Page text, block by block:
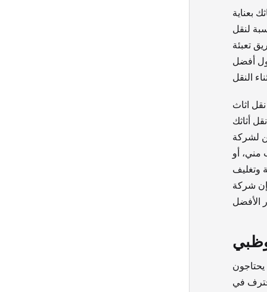
بعناية
لنقل
تعبئة
أفضل
اثاث
أثاثك
لشركة
مني، أو
وتغليف
شركة
في